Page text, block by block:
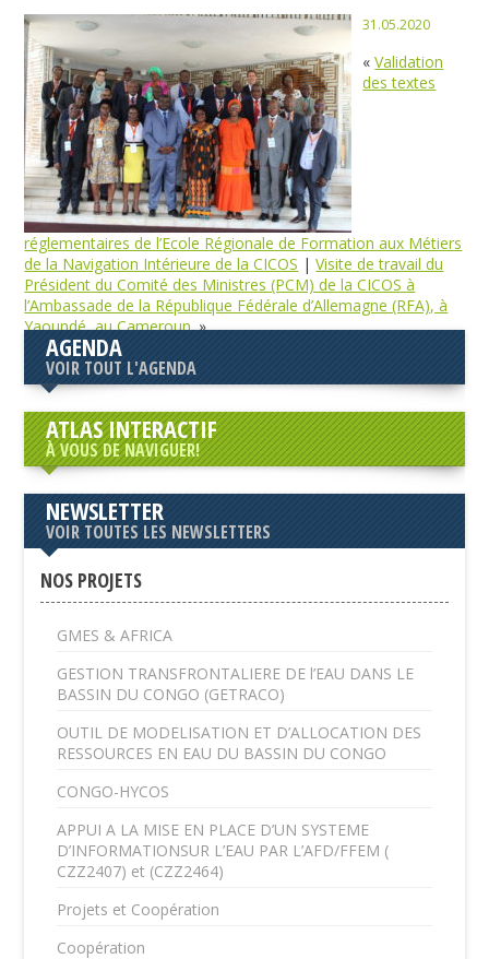
31.05.2020
«Validation
des textes
réglementaires de l’Ecole Régionale de Formation aux Métiers
de la Navigation Intérieure de la CICOS |Visite de travail du
Président du Comité des Ministres (PCM) de la CICOS à
l’Ambassade de la République Fédérale d’Allemagne (RFA), à
Yaoundé, au Cameroun.»
AGENDA
VOIR TOUT L'AGENDA
ATLAS INTERACTIF
À VOUS DE NAVIGUER!
NEWSLETTER
VOIR TOUTES LES NEWSLETTERS
NOS PROJETS
GMES & AFRICA
GESTION TRANSFRONTALIERE DE l’EAU DANS LE
BASSIN DU CONGO (GETRACO)
OUTIL DE MODELISATION ET D’ALLOCATION DES
RESSOURCES EN EAU DU BASSIN DU CONGO
CONGO-HYCOS
APPUI A LA MISE EN PLACE D’UN SYSTEME
D’INFORMATIONSUR L’EAU PAR L’AFD/FFEM (
CZZ2407) et (CZZ2464)
Projets et Coopération
Coopération